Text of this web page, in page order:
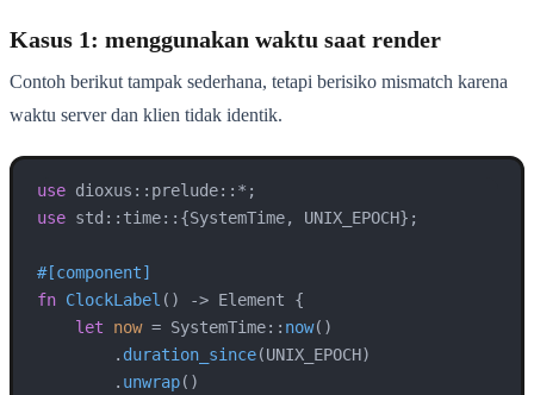
Kasus 1: menggunakan waktu saat render
Contoh berikut tampak sederhana, tetapi berisiko mismatch karena
waktu server dan klien tidak identik.
use
use std::time::{SystemTime, UNIX_EPOCH};
#[component]
fn ClockLabel () -> Element {
let
now = SystemTime:: now()
        .
duration_since(UNIX_EPOCH)
        .
unwrap()